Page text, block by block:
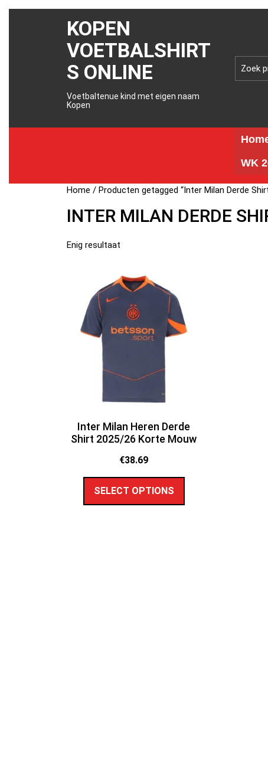
KOPEN
VOETBALSHIRT
S ONLINE
Voetbaltenue kind met eigen naam
Kopen
WK
Home / Producten getagged “Inter Milan Derde
INTER MILAN DERDE
Enig resultaat
Inter Milan Heren Derde
Shirt 2025/26 Korte Mouw
€38.69
SELECT OPTIONS